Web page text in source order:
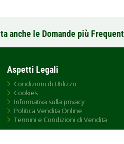
anche le Domande più
Aspetti Legali
Condizioni di Utilizzo
Cookies
Informativa sulla privacy
Politica Vendita Online
Termini e Condizioni di Vendita